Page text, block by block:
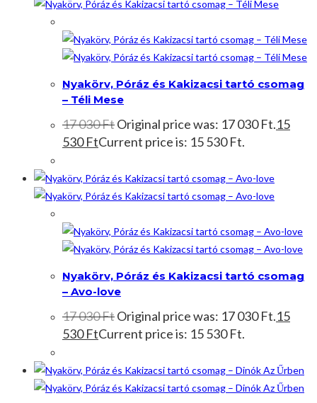
Nyakörv, Póráz és Kakizacsi tartó csomag
– Téli Mese
17 030FtOriginal price was: 17 030 Ft.15
530FtCurrent price is: 15 530 Ft.
Nyakörv, Póráz és Kakizacsi tartó csomag
– Avo-love
17 030FtOriginal price was: 17 030 Ft.15
530FtCurrent price is: 15 530 Ft.